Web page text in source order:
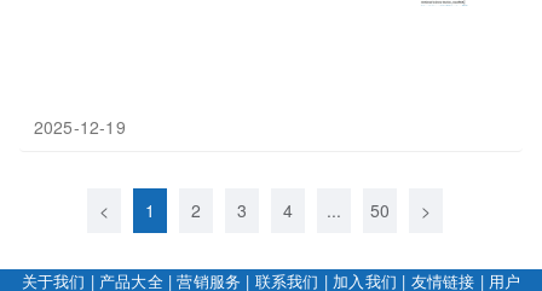
2025-12-19
< 1 2 3 4 ... 50 >
关于我们 | 产品大全|营销服务 | 联系我们 | 加入我们 | 友情链接 | 用户